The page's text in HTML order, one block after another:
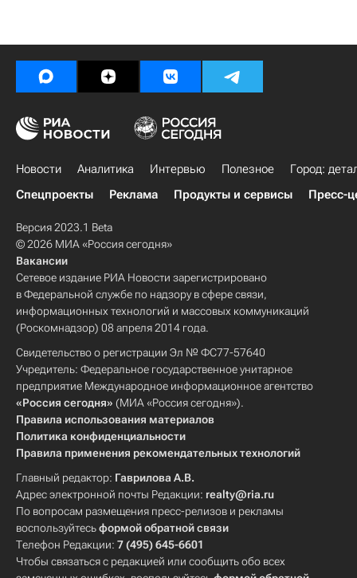
Новости Аналитика Интервью Полезное
Город:
Спецпроекты
Реклама Продукты и сервисы Пресс-
Версия 2023.1 Beta
© 2026 МИА «Россия сегодня»
Вакансии
Сетевое издание РИА Новости зарегистрировано
в Федеральной службе по надзору в сфере связи,
информационных технологий и массовых коммуникаций
(Роскомнадзор) 08 апреля 2014 года.
Свидетельство о регистрации Эл № ФС77-57640
Учредитель: Федеральное государственное унитарное
предприятие Международное информационное агентство
«Россия сегодня» (МИА «Россия сегодня»).
Правила использования материалов
Политика конфиденциальности
Правила применения рекомендательных технологий
Главный редактор: Гаврилова А.В.
Адрес электронной почты Редакции: realty@ria.ru
По вопросам размещения пресс-релизов и рекламы
воспользуйтесьформой обратной связи
Телефон Редакции: 7 (495) 645-6601
Чтобы связаться с редакцией или сообщить обо всех